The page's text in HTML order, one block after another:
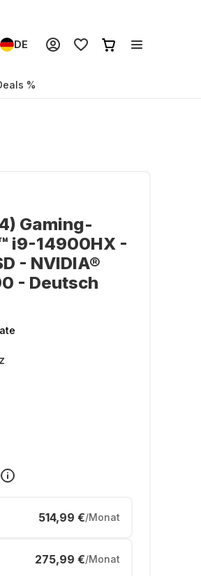
DE
%
Gaming-
i9-14900HX -
- NVIDIA®
- Deutsch
514,99 €/Monat
275,99 €/Monat